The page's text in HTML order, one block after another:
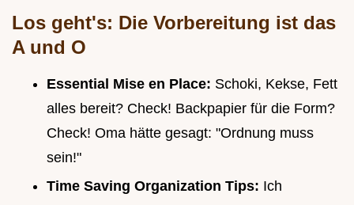
Los geht's: Die Vorbereitung ist das
A und O
Essential Mise en Place: Schoki, Kekse, Fett
alles bereit? Check! Backpapier für die Form?
Check! Oma hätte gesagt: "Ordnung muss
sein!"
Time Saving Organization Tips: Ich